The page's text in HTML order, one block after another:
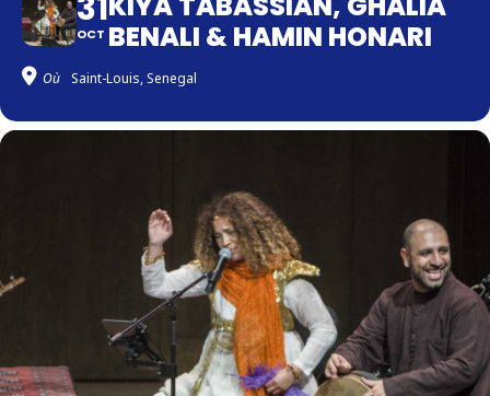
OCT BENALI & HAMIN HONARI
Où Saint-Louis, Senegal